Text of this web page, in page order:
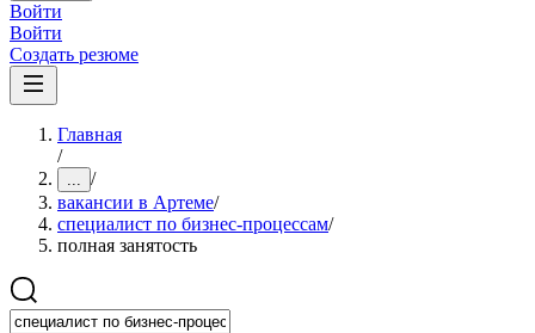
Войти
Войти
Создать резюме
Главная
/
... /
вакансии в Артеме/
специалист по бизнес-процессам/
полная занятость